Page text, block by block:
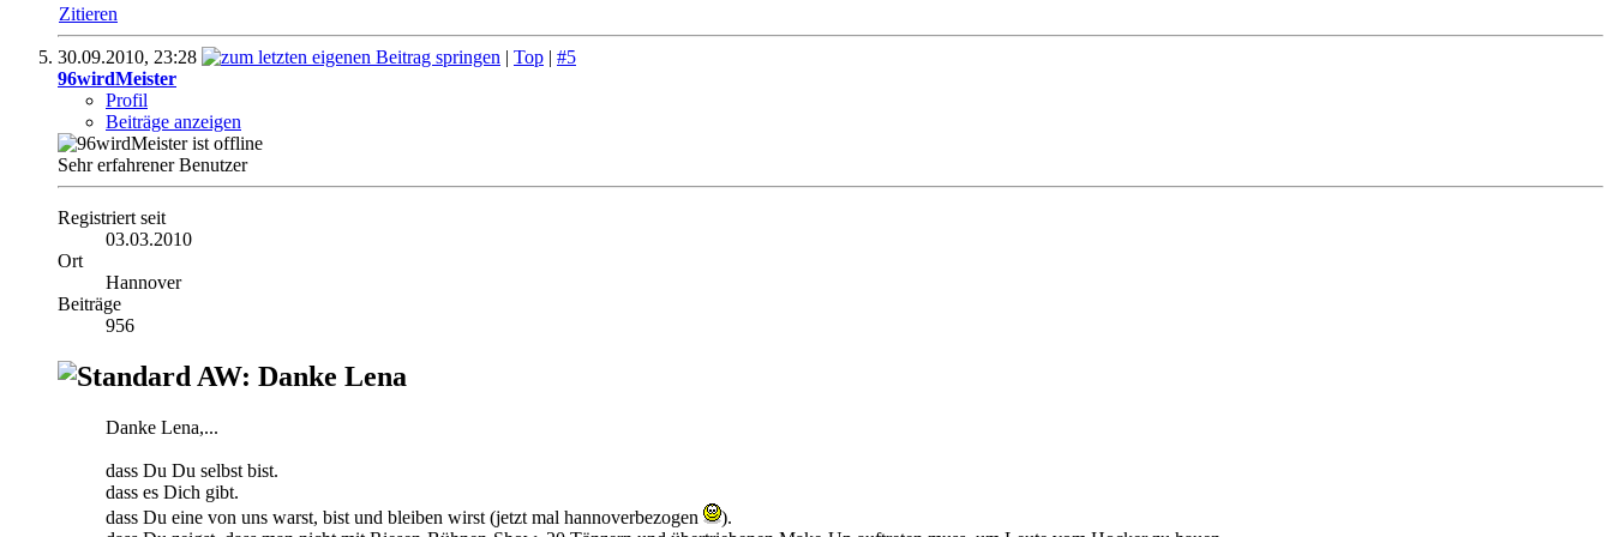
Zitieren
30.09.2010, 23:28 | Top | #5
96wirdMeister
Profil
Beiträge anzeigen
Sehr erfahrener Benutzer
Registriert seit
03.03.2010
Ort
Hannover
Beiträge
956
AW: Danke Lena
Danke Lena,...
dass Du Du selbst bist.
dass es Dich gibt.
dass Du eine von uns warst, bist und bleiben wirst (jetzt mal hannoverbezogen
).